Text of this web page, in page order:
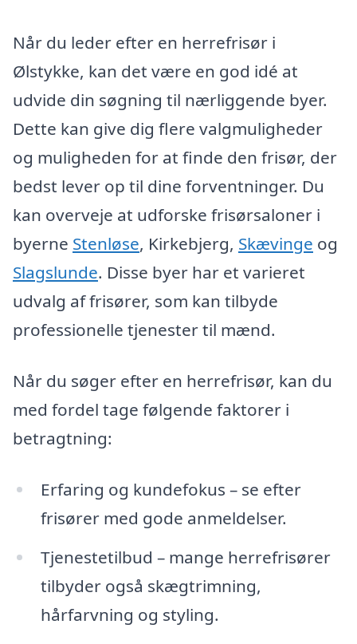
Når du leder efter en herrefrisør i
Ølstykke, kan det være en god idé at
udvide din søgning til nærliggende byer.
Dette kan give dig flere valgmuligheder
og muligheden for at finde den frisør, der
bedst lever op til dine forventninger. Du
kan overveje at udforske frisørsaloner i
byerne Stenløse, Kirkebjerg, Skævinge og
Slagslunde. Disse byer har et varieret
udvalg af frisører, som kan tilbyde
professionelle tjenester til mænd.
Når du søger efter en herrefrisør, kan du
med fordel tage følgende faktorer i
betragtning:
Erfaring og kundefokus – se efter
frisører med gode anmeldelser.
Tjenestetilbud – mange herrefrisører
tilbyder også skægtrimning,
hårfarvning og styling.